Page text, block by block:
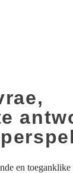
Hartklank
en